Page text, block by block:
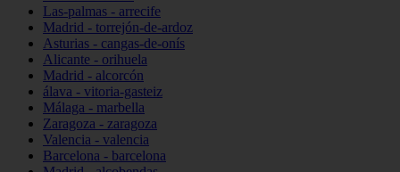
Las-palmas - arrecife
Madrid - torrejón-de-ardoz
Asturias - cangas-de-onís
Alicante - orihuela
Madrid - alcorcón
álava - vitoria-gasteiz
Málaga - marbella
Zaragoza - zaragoza
Valencia - valencia
Barcelona - barcelona